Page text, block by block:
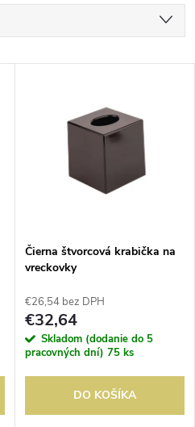
Čierna štvorcová krabička na
vreckovky
€26,54 bez DPH
€32,64
Skladom (dodanie do 5
pracovných dní) 75 ks
DO KOŠÍKA